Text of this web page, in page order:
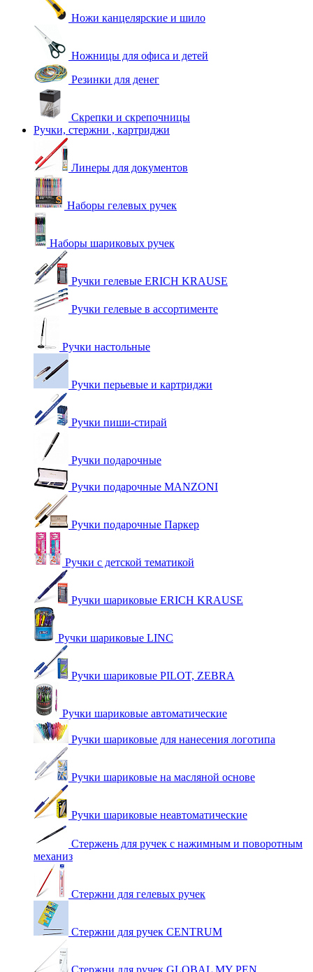
Ножи канцелярские и шило
Ножницы для офиса и детей
Резинки для денег
Скрепки и скрепочницы
Ручки, стержни , картриджи
Линеры для документов
Наборы гелевых ручек
Наборы шариковых ручек
Ручки гелевые ERICH KRAUSE
Ручки гелевые в ассортименте
Ручки настольные
Ручки перьевые и картриджи
Ручки пиши-стирай
Ручки подарочные
Ручки подарочные MANZONI
Ручки подарочные Паркер
Ручки с детской тематикой
Ручки шариковые ERICH KRAUSE
Ручки шариковые LINC
Ручки шариковые PILOT, ZEBRA
Ручки шариковые автоматические
Ручки шариковые для нанесения логотипа
Ручки шариковые на масляной основе
Ручки шариковые неавтоматические
Стержень для ручек с нажимным и поворотным
механиз
Стержни для гелевых ручек
Стержни для ручек CENTRUM
Стержни для ручек GLOBAL MY PEN